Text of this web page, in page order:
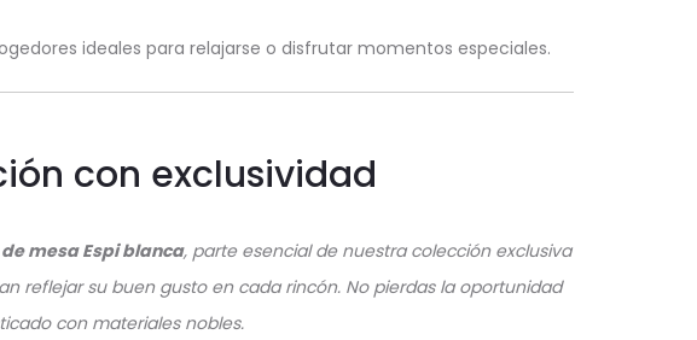
ideales para relajarse o disfrutar momentos especiales.
con exclusividad
mesa Espi blanca, parte esencial de nuestra colección exclusiva
reflejar su buen gusto en cada rincón. No pierdas la oportunidad
con materiales nobles.